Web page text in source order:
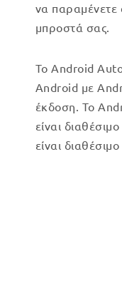
να παραμένετε
μπροστά σας.
Το Android
Android με
έκδοση. Το
είναι
είναι